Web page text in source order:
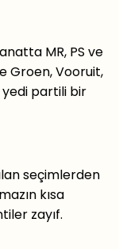
MR, PS ve
Groen, Vooruit,
yedi partili bir
seçimlerden
kısa
zayıf.